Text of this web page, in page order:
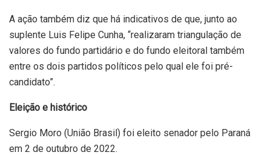
A ação também diz que há indicativos de que, junto ao
suplente Luis Felipe Cunha, “realizaram triangulação de
valores do fundo partidário e do fundo eleitoral também
entre os dois partidos políticos pelo qual ele foi pré-
candidato”.
Eleição e histórico
Sergio Moro (União Brasil) foi eleito senador pelo Paraná
em 2 de outubro de 2022.